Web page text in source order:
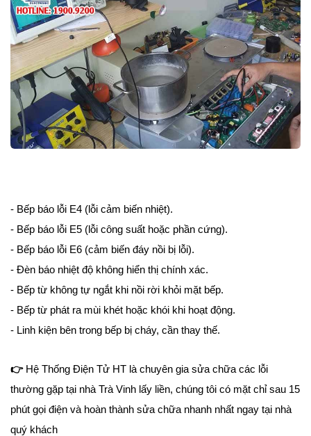
- Bếp báo lỗi E4 (lỗi cảm biến nhiệt).
- Bếp báo lỗi E5 (lỗi công suất hoặc phần cứng).
- Bếp báo lỗi E6 (cảm biến đáy nồi bị lỗi).
- Đèn báo nhiệt độ không hiển thị chính xác.
- Bếp từ không tự ngắt khi nồi rời khỏi mặt bếp.
- Bếp từ phát ra mùi khét hoặc khói khi hoạt động.
- Linh kiện bên trong bếp bị cháy, cần thay thế.
👉 Hệ Thống Điện Tử HT là chuyên gia sửa chữa các lỗi
thường gặp tại nhà Trà Vinh lấy liền, chúng tôi có mặt chỉ sau 15
phút gọi điện và hoàn thành sửa chữa nhanh nhất ngay tại nhà
quý khách